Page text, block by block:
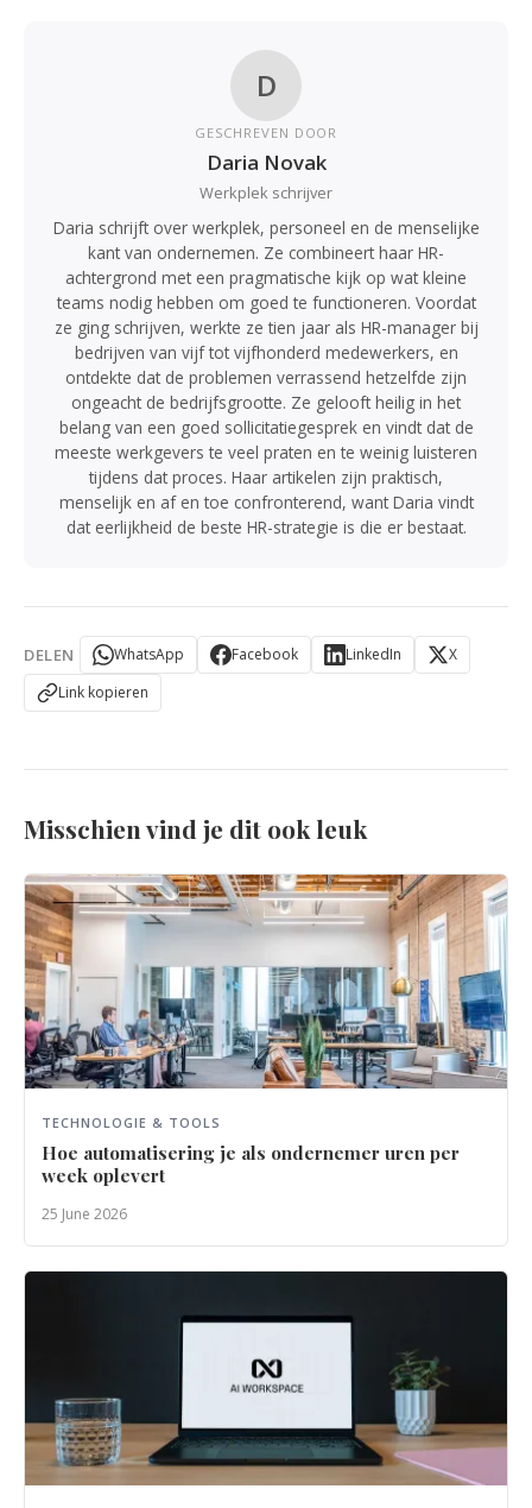
D
GESCHREVEN DOOR
Daria Novak
Werkplek schrijver
Daria schrijft over werkplek, personeel en de menselijke
kant van ondernemen. Ze combineert haar HR-
achtergrond met een pragmatische kijk op wat kleine
teams nodig hebben om goed te functioneren. Voordat
ze ging schrijven, werkte ze tien jaar als HR-manager bij
bedrijven van vijf tot vijfhonderd medewerkers, en
ontdekte dat de problemen verrassend hetzelfde zijn
ongeacht de bedrijfsgrootte. Ze gelooft heilig in het
belang van een goed sollicitatiegesprek en vindt dat de
meeste werkgevers te veel praten en te weinig luisteren
tijdens dat proces. Haar artikelen zijn praktisch,
menselijk en af en toe confronterend, want Daria vindt
dat eerlijkheid de beste HR-strategie is die er bestaat.
DELEN WhatsApp Facebook LinkedIn
X
Link kopieren
Misschien vind je dit ook leuk
TECHNOLOGIE & TOOLS
Hoe automatisering je als ondernemer uren per
week oplevert
25 June 2026